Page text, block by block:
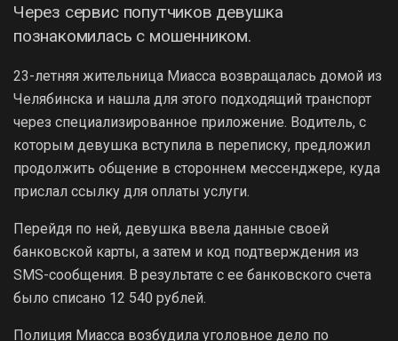
Через сервис попутчиков девушка
познакомилась с мошенником.
23-летняя жительница Миасса возвращалась домой из
Челябинска и нашла для этого подходящий транспорт
через специализированное приложение. Водитель, с
которым девушка вступила в переписку, предложил
продолжить общение в стороннем мессенджере, куда
прислал ссылку для оплаты услуги.
Перейдя по ней, девушка ввела данные своей
банковской карты, а затем и код подтверждения из
SMS-сообщения. В результате с ее банковского счета
было списано 12 540 рублей.
Полиция Миасса возбудила уголовное дело по